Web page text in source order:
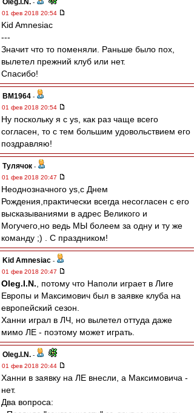
Oleg.I.N. -
01 фев 2018 20:54
Kid Amnesiac
---
Значит что то поменяли. Раньше было пох,
вылетел прежний клуб или нет.
Спасибо!
BM1964 -
01 фев 2018 20:54
Ну поскольку я с ys, как раз чаще всего
согласен, то с тем большим удовольствием его
поздравляю!
Тулячок -
01 фев 2018 20:47
Неоднозначного ys,с Днем
Рождения,практически всегда несогласен с его
высказываниями в адрес Великого и
Могучего,но ведь МЫ болеем за одну и ту же
команду ;) . С праздником!
Kid Amnesiac -
01 фев 2018 20:47
Oleg.I.N. , потому что Наполи играет в Лиге
Европы и Максимович был в заявке клуба на
европейский сезон.
Ханни играл в ЛЧ, но вылетел оттуда даже
мимо ЛЕ - поэтому может играть.
Oleg.I.N. -
01 фев 2018 20:44
Ханни в заявку на ЛЕ внесли, а Максимовича -
нет.
Два вопроса: